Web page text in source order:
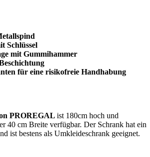
Schlüssel
mit Gummihammer
für eine risikofreie Handhabung
PROREGAL ist 180cm hoch und
40 cm Breite verfügbar. Der Schrank hat ein
ist bestens als Umkleideschrank geeignet.